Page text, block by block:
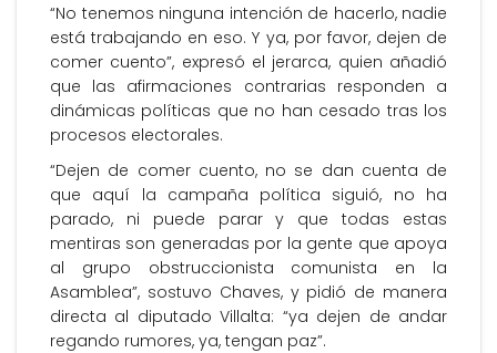
“No tenemos ninguna intención de hacerlo, nadie
está trabajando en eso. Y ya, por favor, dejen de
comer cuento”, expresó el jerarca, quien añadió
que las afirmaciones contrarias responden a
dinámicas políticas que no han cesado tras los
procesos electorales.
“Dejen de comer cuento, no se dan cuenta de
que aquí la campaña política siguió, no ha
parado, ni puede parar y que todas estas
mentiras son generadas por la gente que apoya
al grupo obstruccionista comunista en la
Asamblea”, sostuvo Chaves, y pidió de manera
directa al diputado Villalta: “ya dejen de andar
regando rumores, ya, tengan paz”.